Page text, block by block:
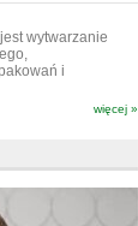
wytwarzanie
i
więcej »